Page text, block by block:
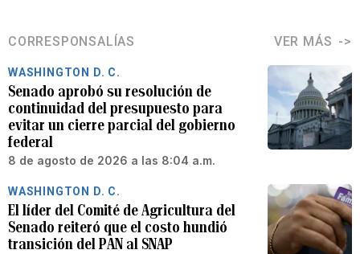
CORRESPONSALÍAS VER MÁS
WASHINGTON D. C.
Senado aprobó su resolución de
continuidad del presupuesto para
evitar un cierre parcial del gobierno
federal
8 de agosto de 2026 a las 8:04 a.m.
WASHINGTON D. C.
El líder del Comité de Agricultura del
Senado reiteró que el costo hundió
transición del PAN al SNAP